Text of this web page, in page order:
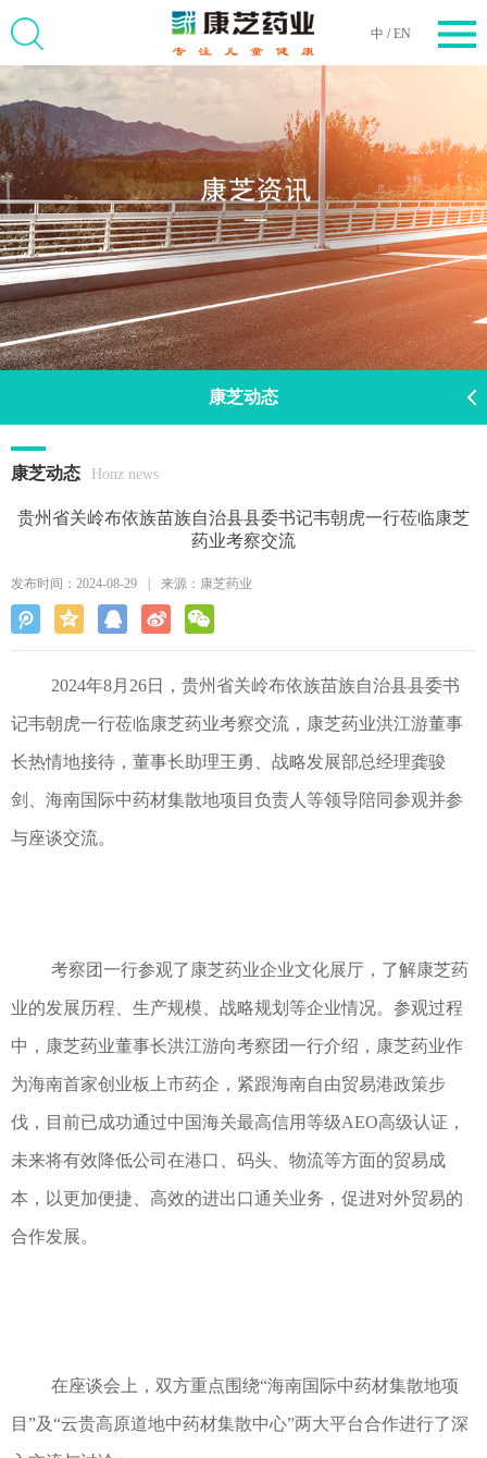
中 /EN
康芝动态
康芝动态 Honz news
贵州省关岭布依族苗族自治县县委书记韦朝虎一行莅临康芝
药业考察交流
发布时间：2024-08-29 来源：康芝药业
2024年8月26日，贵州省关岭布依族苗族自治县县委书
记韦朝虎一行莅临康芝药业考察交流，康芝药业洪江游董事
长热情地接待，董事长助理王勇、战略发展部总经理龚骏
剑、海南国际中药材集散地项目负责人等领导陪同参观并参
与座谈交流。
考察团一行参观了康芝药业企业文化展厅，了解康芝药
业的发展历程、生产规模、战略规划等企业情况。参观过程
中，康芝药业董事长洪江游向考察团一行介绍，康芝药业作
为海南首家创业板上市药企，紧跟海南自由贸易港政策步
伐，目前已成功通过中国海关最高信用等级AEO高级认证，
未来将有效降低公司在港口、码头、物流等方面的贸易成
本，以更加便捷、高效的进出口通关业务，促进对外贸易的
合作发展。
在座谈会上，双方重点围绕“海南国际中药材集散地项
目”及“云贵高原道地中药材集散中心”两大平台合作进行了深